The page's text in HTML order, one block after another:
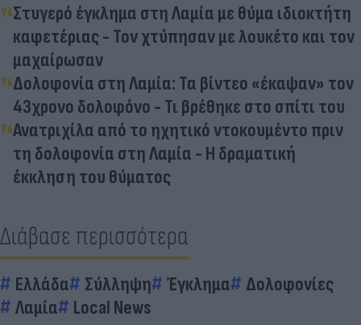
Στυγερό έγκλημα στη Λαμία με θύμα ιδιοκτήτη
καφετέριας - Τον χτύπησαν με λουκέτο και τον
μαχαίρωσαν
Δολοφονία στη Λαμία: Τα βίντεο «έκαψαν» τον
43χρονο δολοφόνο - Τι βρέθηκε στο σπίτι του
Ανατριχίλα από το ηχητικό ντοκουμέντο πριν
τη δολοφονία στη Λαμία - Η δραματική
έκκληση του θύματος
Διάβασε περισσότερα
Ελλάδα Σύλληψη Έγκλημα
Δολοφονίες
Λαμία
Local News